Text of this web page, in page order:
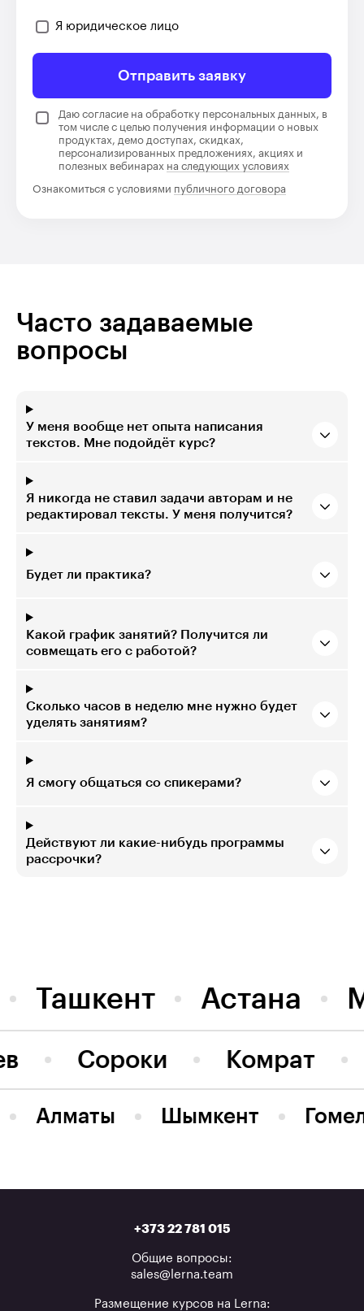
Я юридическое лицо
Отправить заявку
Даю согласие на обработку персональных данных, в
том числе с целью получения информации о новых
продуктах, демо доступах, скидках,
персонализированных предложениях, акциях и
полезных вебинарах на следующих условиях
Ознакомиться с условиями публичного договора
Часто задаваемые
вопросы
У меня вообще нет опыта написания
текстов. Мне подойдёт курс?
Я никогда не ставил задачи авторам и не
редактировал тексты. У меня получится?
Будет ли практика?
Какой график занятий? Получится ли
совмещать его с работой?
Сколько часов в неделю мне нужно будет
уделять занятиям?
Я смогу общаться со спикерами?
Действуют ли какие-нибудь программы
рассрочки?
Ташкент Астана
Комрат
Сороки
Алматы Шымкент
+373 22 781 015
Общие вопросы:
sales@lerna.team
Размещение курсов на Lerna: